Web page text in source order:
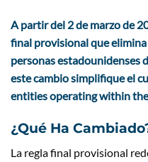
A partir del 2 de marzo de
final provisional que
personas estadounidenses
este cambio simplifique el
entities operating within the
¿Qué Ha
La regla final provisional